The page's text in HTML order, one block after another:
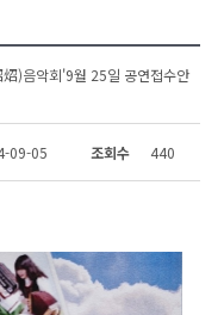
)음악회'9월 25일 공연접수안
09-05 조회수 440